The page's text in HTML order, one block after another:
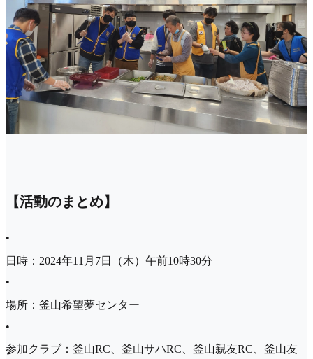
【活動のまとめ】
•
日時：2024年11月7日（木）午前10時30分
•
場所：釜山希望夢センター
•
参加クラブ：釜山RC、釜山サハRC、釜山親友RC、釜山友